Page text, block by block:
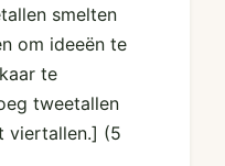
smelten
om ideeën te
te
tweetallen
viertallen.] (5